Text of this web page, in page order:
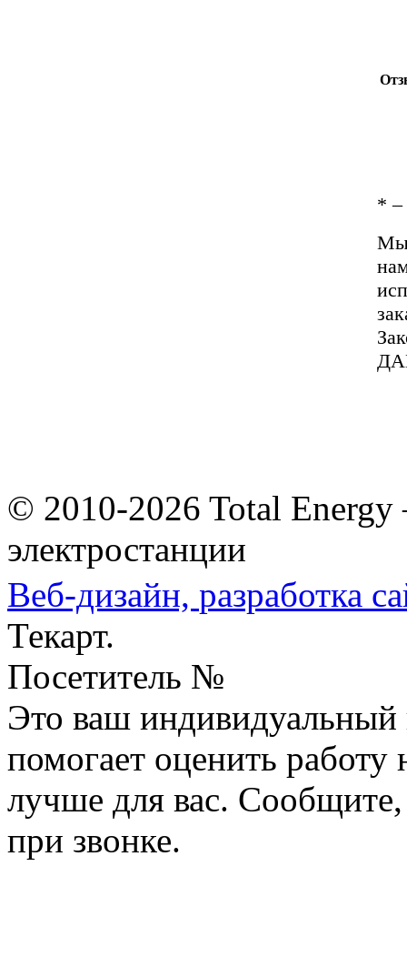
* –
Мы
© 2010-2026 Total
электростанции
Веб-дизайн, разработка
Текарт.
Посетитель №
Это ваш
помогает оценить работу
лучше для вас.
при звонке.